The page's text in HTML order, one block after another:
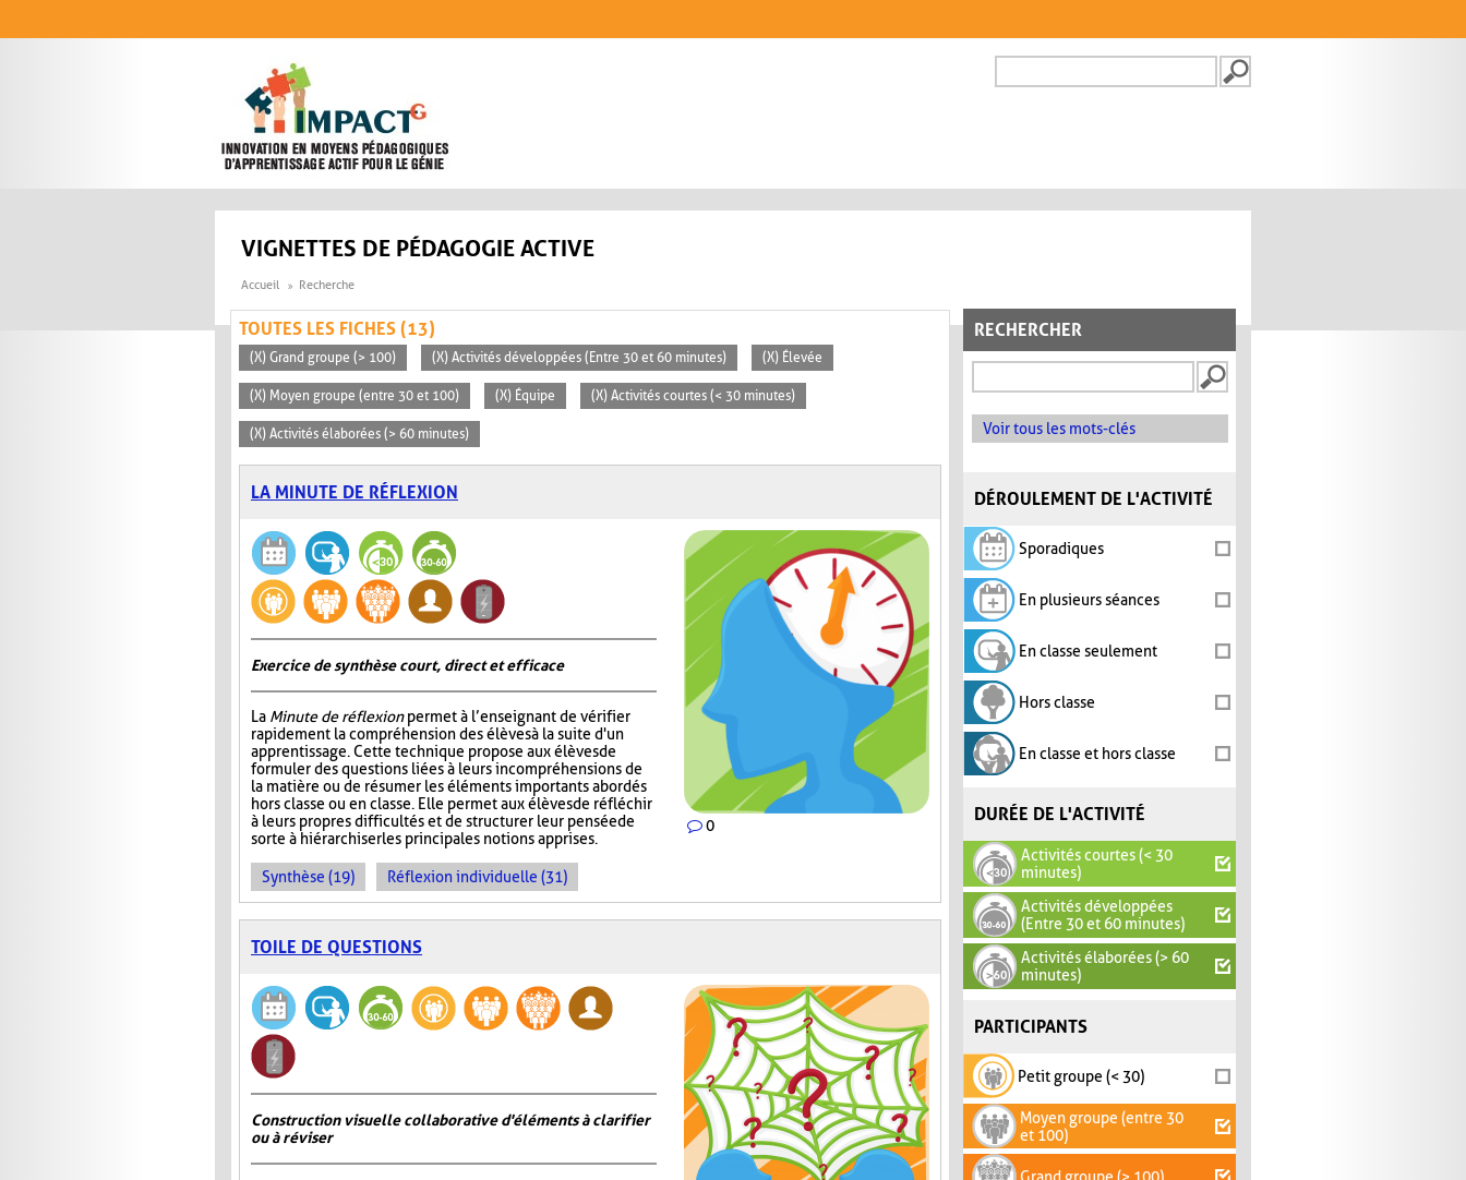
FORMULAIRE DE
VIGNETTES DE PÉDAGOGIE ACTIVE
Accueil Recherche
RECHERCHER
Voir tous les mots-clés
DÉROULEMENT DE L'ACTIVITÉ
Sporadiques
En plusieurs séances
En classe seulement
Hors classe
En classe et hors classe
DURÉE DE L'ACTIVITÉ
Activités courtes (< 30
minutes)
Activités développées
(Entre 30 et 60 minutes)
Activités élaborées (> 60
minutes)
PARTICIPANTS
Petit groupe (< 30)
Moyen groupe (entre 30
et 100)
TOUTES LES FICHES (13)
(X) Grand groupe (> 100) (X) Activités développées (Entre 30 et 60 minutes) (X) Élevée
(X) Moyen groupe (entre 30 et 100) (X) Équipe (X) Activités courtes (< 30 minutes)
(X) Activités élaborées (> 60 minutes)
LA MINUTE DE RÉFLEXION
0
Exercice de synthèse court, direct et efficace
La Minute de réflexionpermet à l’enseignant de vérifier
rapidement la compréhension des élèves à la suite d'un
apprentissage. Cette technique propose aux élèves de
formuler des questions liées à leurs incompréhensions de
la matière ou de résumer les éléments importants abordés
hors classe ou en classe. Elle permet aux élèves de réfléchir
à leurs propres difficultés et de structurer leur pensée de
sorte à hiérarchiser les principales notions apprises.
Synthèse (19) Réflexion individuelle (31)
TOILE DE QUESTIONS
Construction visuelle collaborative d'éléments à clarifier
ou à réviser